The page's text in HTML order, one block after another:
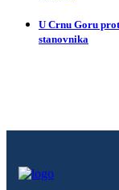
U Crnu Goru
stanovnika